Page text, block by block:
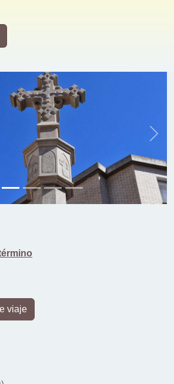
de Sant
Next
viaje